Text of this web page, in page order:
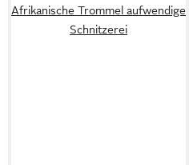
Afrikanische Trommel aufwendige
Schnitzerei